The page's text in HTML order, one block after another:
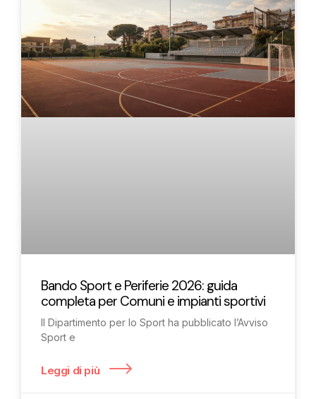
Bando Sport e Periferie 2026: guida
completa per Comuni e impianti sportivi
Il Dipartimento per lo Sport ha pubblicato l’Avviso
Sport e
Leggi di più